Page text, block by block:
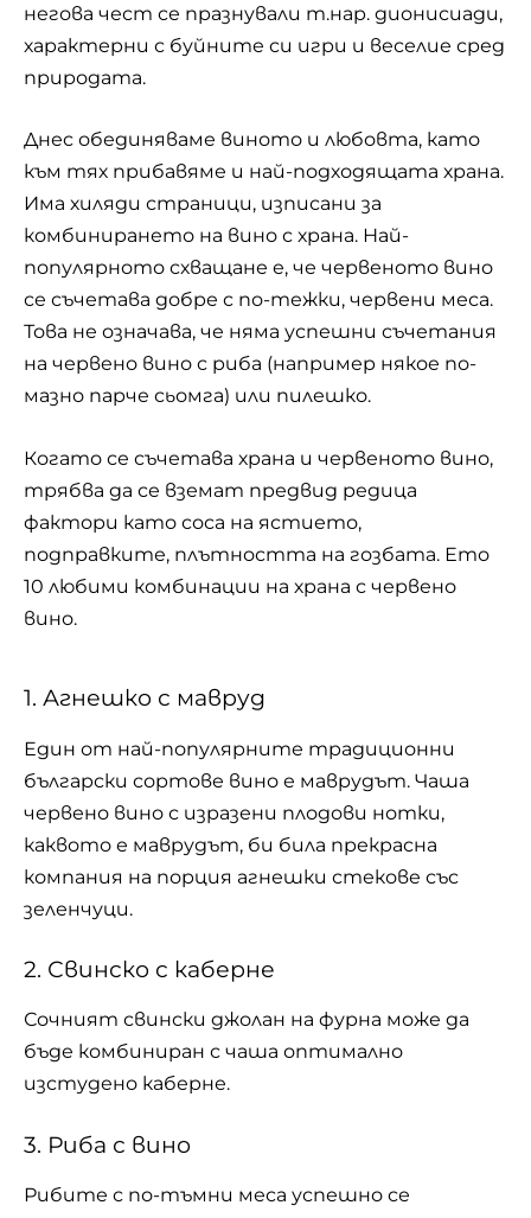
негова чест се празнували т.нар. дионисиади,
характерни с буйните си игри и веселие сред
природата.
Днес обединяваме виното и любовта, като
към тях прибавяме и най-подходящата храна.
Има хиляди страници, изписани за
комбинирането на вино с храна. Най-
популярното схващане е, че червеното вино
се съчетава добре с по-тежки, червени меса.
Това не означава, че няма успешни съчетания
на червено вино с риба (например някое по-
мазно парче сьомга) или пилешко.
Когато се съчетава храна и червеното вино,
трябва да се вземат предвид редица
фактори като соса на ястието,
подправките, плътността на гозбата. Ето
10 любими комбинации на храна с червено
вино.
1. Агнешко с мавруд
Един от най-популярните традиционни
български сортове вино е маврудът. Чаша
червено вино с изразени плодови нотки,
каквото е маврудът, би била прекрасна
компания на порция агнешки стекове със
зеленчуци.
2. Свинско с каберне
Сочният свински джолан на фурна може да
бъде комбиниран с чаша оптимално
изстудено каберне.
3. Риба с вино
Рибите с по-тъмни меса успешно се